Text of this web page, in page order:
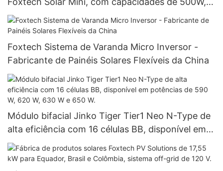
1000W e 1500W.
Foxtech Sistema de Varanda Micro Inversor -
Fabricante de Painéis Solares Flexíveis da China
Módulo bifacial Jinko Tiger Tier1 Neo N-Type de
alta eficiência com 16 células BB, disponível em
potências de 590 W, 620 W, 630 W e 650 W.